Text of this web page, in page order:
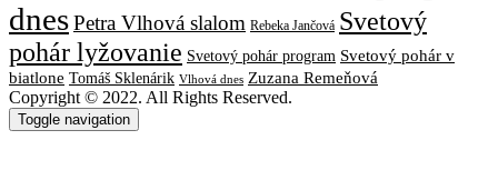
dnesPetra Vlhová slalom Rebeka Jančová Svetový
pohár lyžovanie Svetový pohár program Svetový pohár v
biatlone Tomáš Sklenárik Vlhová dnes Zuzana Remeňová
Copyright © 2022. All Rights Reserved.
Toggle navigation